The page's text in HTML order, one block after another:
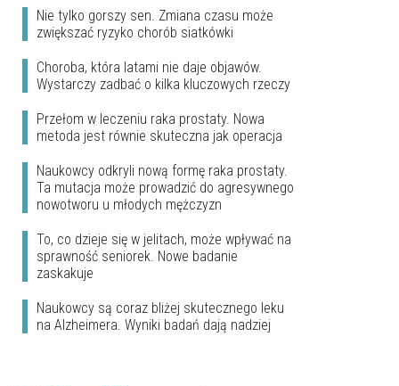
Nie tylko gorszy sen. Zmiana czasu może
zwiększać ryzyko chorób siatkówki
Choroba, która latami nie daje objawów.
Wystarczy zadbać o kilka kluczowych rzeczy
Przełom w leczeniu raka prostaty. Nowa
metoda jest równie skuteczna jak operacja
Naukowcy odkryli nową formę raka prostaty.
Ta mutacja może prowadzić do agresywnego
nowotworu u młodych mężczyzn
To, co dzieje się w jelitach, może wpływać na
sprawność seniorek. Nowe badanie
zaskakuje
Naukowcy są coraz bliżej skutecznego leku
na Alzheimera. Wyniki badań dają nadziej